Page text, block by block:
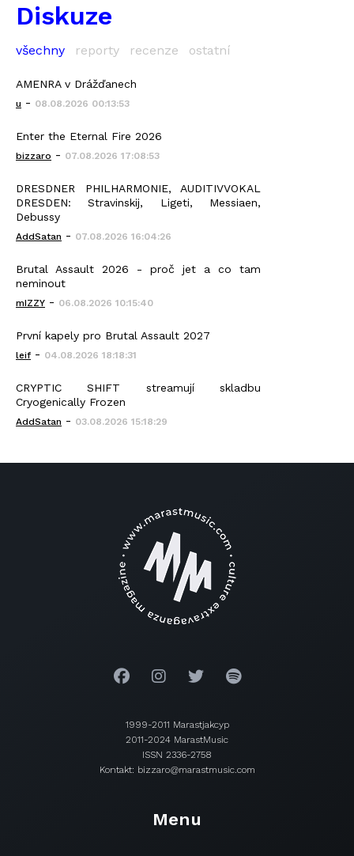
Diskuze
všechny reporty recenze ostatní
AMENRA v Drážďanech
u - 08.08.2026 00:13:53
Enter the Eternal Fire 2026
bizzaro - 07.08.2026 17:08:53
DRESDNER PHILHARMONIE, AUDITIVVOKAL
DRESDEN: Stravinskij, Ligeti, Messiaen,
Debussy
AddSatan - 07.08.2026 16:04:26
Brutal Assault 2026 - proč jet a co tam
neminout
mIZZY - 06.08.2026 10:15:40
První kapely pro Brutal Assault 2027
leif - 04.08.2026 18:18:31
CRYPTIC SHIFT streamují skladbu
Cryogenically Frozen
AddSatan - 03.08.2026 15:18:29
1999-2011 Marastjakcyp
2011-2024 MarastMusic
ISSN 2336-2758
Kontakt: bizzaro@marastmusic.com
Menu